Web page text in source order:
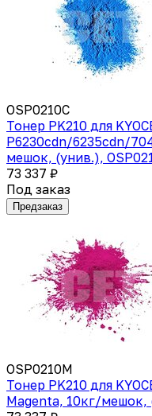
OSP0210C
Тонер PK210 для
P6230cdn/6235cdn/
мешок, (унив.),
73 337 ₽
Под заказ
Предзаказ
OSP0210M
Тонер PK210 для
Magenta, 10кг/мешок,